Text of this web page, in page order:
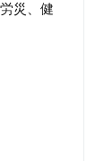
災、健